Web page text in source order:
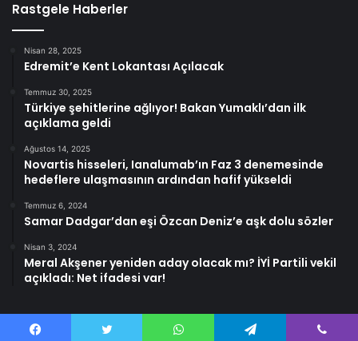
Rastgele Haberler
Nisan 28, 2025
Edremit’e Kent Lokantası Açılacak
Temmuz 30, 2025
Türkiye şehitlerine ağlıyor! Bakan Yumaklı’dan ilk
açıklama geldi
Ağustos 14, 2025
Novartis hisseleri, Ianalumab’ın Faz 3 denemesinde
hedeflere ulaşmasının ardından hafif yükseldi
Temmuz 6, 2024
Samar Dadgar’dan eşi Özcan Deniz’e aşk dolu sözler
Nisan 3, 2024
Meral Akşener yeniden aday olacak mı? İYİ Partili vekil
açıkladı: Net ifadesi var!